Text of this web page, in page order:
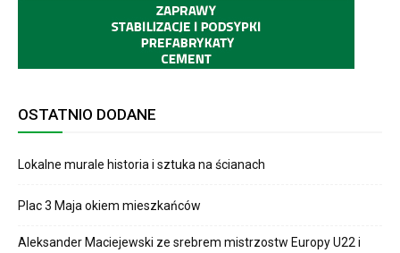
OSTATNIO DODANE
Lokalne murale historia i sztuka na ścianach
Plac 3 Maja okiem mieszkańców
Aleksander Maciejewski ze srebrem mistrzostw Europy U22 i